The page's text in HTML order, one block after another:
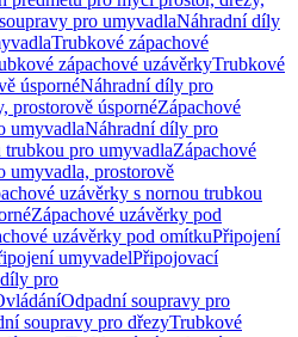
pro umyvadlaNáhradní díly
Trubkové zápachové
zápachové uzávěrkyTrubkové
úspornéNáhradní díly pro
prostorově úspornéZápachové
umyvadlaNáhradní díly pro
trubkou pro umyvadlaZápachové
umyvadla, prostorově
uzávěrky s nornou trubkou
Zápachové uzávěrky pod
uzávěrky pod omítkuPřipojení
umyvadelPřipojovací
pro
Odpadní soupravy pro
soupravy pro dřezyTrubkové